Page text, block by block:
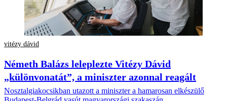
vitézy dávid
Németh Balázs leleplezte Vitézy Dávid
„különvonatát”, a miniszter azonnal reagált
Nosztalgiakocsikban utazott a miniszter a hamarosan elkészülő